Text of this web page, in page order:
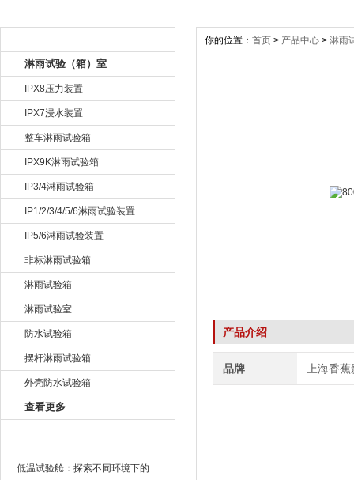
淋雨试验（箱）室
IPX8压力装置
IPX7浸水装置
整车淋雨试验箱
IPX9K淋雨试验箱
IP3/4淋雨试验箱
IP1/2/3/4/5/6淋雨试验装置
IP5/6淋雨试验装置
非标淋雨试验箱
淋雨试验箱
淋雨试验室
防水试验箱
摆杆淋雨试验箱
外壳防水试验箱
查看更多
低温试验舱：探索不同环境下的科技边界
你的位置： 首页 > 产品中心 > 淋雨
产品介绍
品牌 上海香